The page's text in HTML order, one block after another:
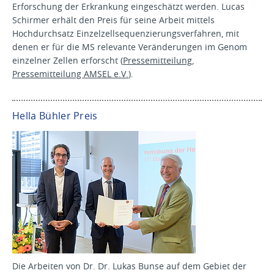
Erforschung der Erkrankung eingeschätzt werden. Lucas
Schirmer erhält den Preis für seine Arbeit mittels
Hochdurchsatz Einzelzellsequenzierungsverfahren, mit
denen er für die MS relevante Veränderungen im Genom
einzelner Zellen erforscht (Pressemitteilung,
Pressemitteilung AMSEL e.V.).
Hella Bühler Preis
Die Arbeiten von Dr. Dr. Lukas Bunse auf dem Gebiet der